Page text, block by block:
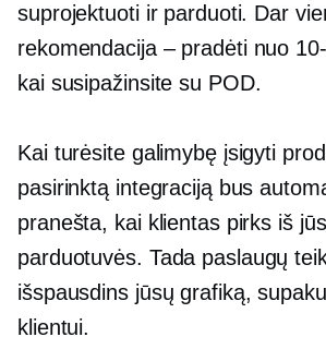
suprojektuoti ir parduoti. Dar
rekomendacija – pradėti nuo
kai susipažinsite su POD.
Kai turėsite galimybę įsigyti
pasirinktą integraciją bus
pranešta, kai klientas pirks iš
parduotuvės. Tada paslaugų
išspausdins jūsų grafiką,
klientui.